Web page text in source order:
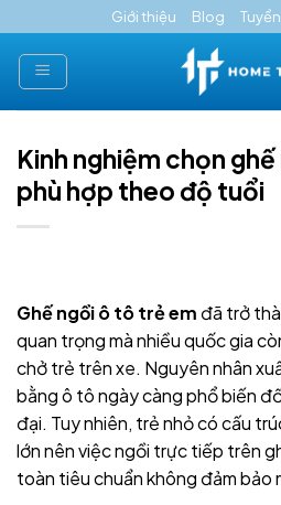
to
content
Giới thiệu Blog
Kinh nghiệm chọn
phù hợp theo độ tuổi
Ghế ngồi ô tô trẻ em đã trở
quan trọng mà nhiều quốc gia
chở trẻ trên xe. Nguyên nhân
bằng ô tô ngày càng phổ biến
đại. Tuy nhiên, trẻ nhỏ có cấu
lớn nên việc ngồi trực tiếp trên
toàn tiêu chuẩn không đảm bảo